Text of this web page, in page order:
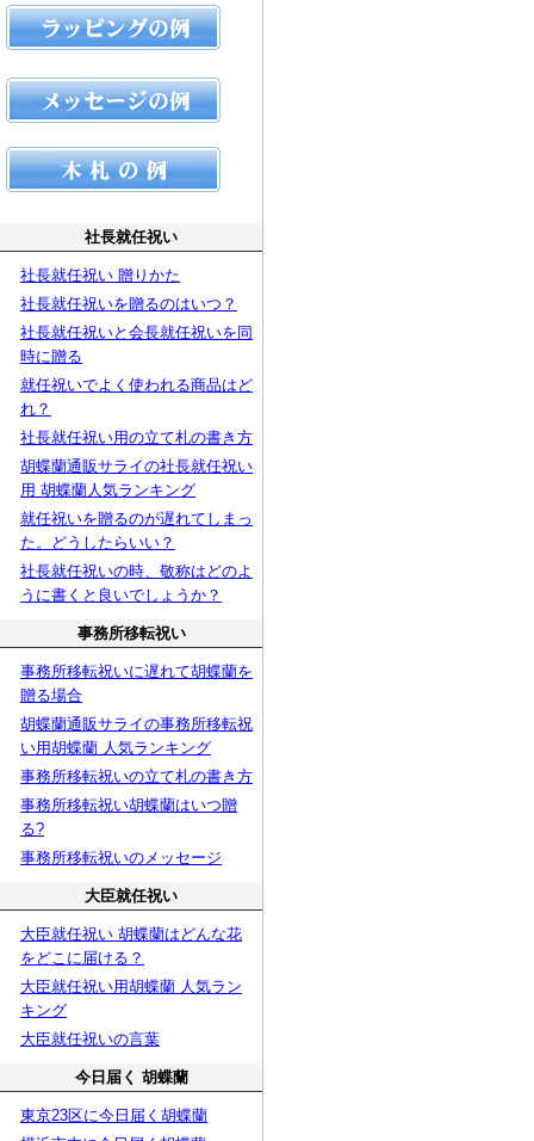
社長就任祝い
社長就任祝い 贈りかた
社長就任祝いを贈るのはいつ？
社長就任祝いと会長就任祝いを同
時に贈る
就任祝いでよく使われる商品はど
れ？
社長就任祝い用の立て札の書き方
胡蝶蘭通販サライの社長就任祝い
用 胡蝶蘭人気ランキング
就任祝いを贈るのが遅れてしまっ
た。どうしたらいい？
社長就任祝いの時、敬称はどのよ
うに書くと良いでしょうか？
事務所移転祝い
事務所移転祝いに遅れて胡蝶蘭を
贈る場合
胡蝶蘭通販サライの事務所移転祝
い用胡蝶蘭 人気ランキング
事務所移転祝いの立て札の書き方
事務所移転祝い胡蝶蘭はいつ贈
る?
事務所移転祝いのメッセージ
大臣就任祝い
大臣就任祝い 胡蝶蘭はどんな花
をどこに届ける？
大臣就任祝い用胡蝶蘭 人気ラン
キング
大臣就任祝いの言葉
今日届く 胡蝶蘭
東京23区に今日届く胡蝶蘭